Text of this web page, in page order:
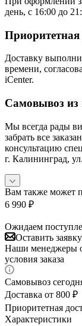
день, с 16:00 до
Приоритетная
Доставку
времени,
iCenter.
Самовывоз из
Мы всегда рады
забрать все
консультацию
г. Калининград,
Вам также может
6 990 ₽
Ожидаем
Оставить заявку
Наши менеджеры
условия заказа
Самовывоз
Доставка от 800 ₽
Приоритетная
Характеристики